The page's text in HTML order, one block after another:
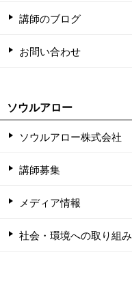
講師のブログ
お問い合わせ
ソウルアロー
ソウルアロー株式会社
講師募集
メディア情報
社会・環境への取り組み